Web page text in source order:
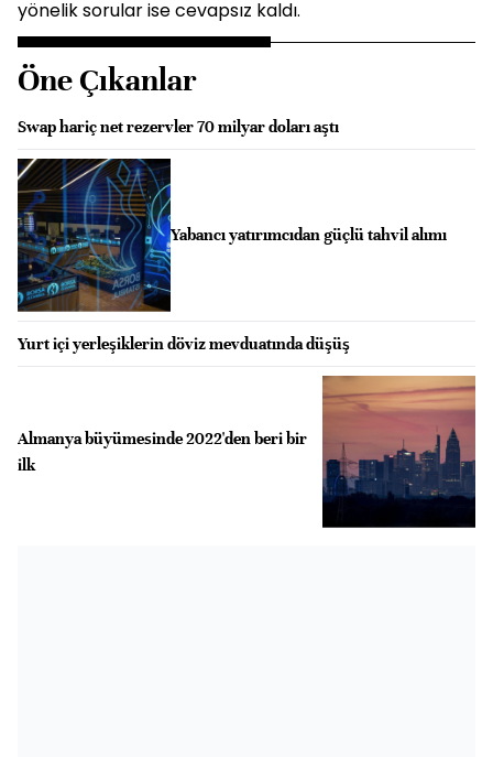
yönelik sorular ise cevapsız kaldı.
Öne Çıkanlar
Swap hariç net rezervler 70 milyar doları aştı
Yabancı yatırımcıdan güçlü tahvil alımı
Yurt içi yerleşiklerin döviz mevduatında düşüş
Almanya büyümesinde 2022'den beri bir
ilk